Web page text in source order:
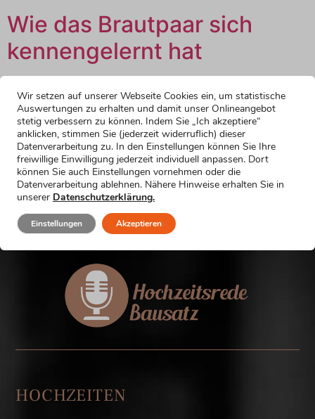
Wie das Brautpaar sich
kennengelernt hat
kennengelernt hat Hier findest du
Formulierungsvorschläge, um in deiner Rede zur
goldenen Hochzeit etwas über das Kennenlernen des
Paares vor 50 Jahren zu sagen. Wähle einfach die
Formulierung, die am besten zu dir und zu deiner Rede
passt. In dieser Kategorie gibt es 10 Textbausteine: Hier
gibt’s […]
HOCHZEITEN
Wir setzen auf unserer Webseite Cookies ein, um statistische
Auswertungen zu erhalten und damit unser Onlineangebot
stetig verbessern zu können. Indem Sie „Ich akzeptiere“
anklicken, stimmen Sie (jederzeit widerruflich) dieser
Datenverarbeitung zu. In den Einstellungen können Sie Ihre
freiwillige Einwilligung jederzeit individuell anpassen. Dort
können Sie auch Einstellungen vornehmen oder die
Datenverarbeitung ablehnen. Nähere Hinweise erhalten Sie in
unserer Datenschutzerklärung.
Akzeptieren
Einstellungen